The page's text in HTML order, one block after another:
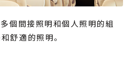
個間接照明和個人照明的組
舒適的照明。